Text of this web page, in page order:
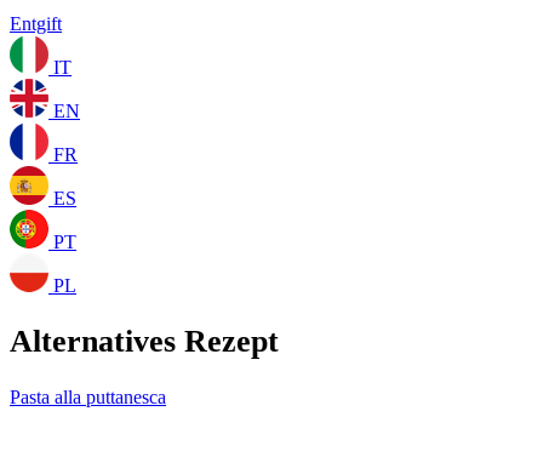
Entgift
IT
EN
FR
ES
PT
PL
Alternatives Rezept
Pasta alla puttanesca